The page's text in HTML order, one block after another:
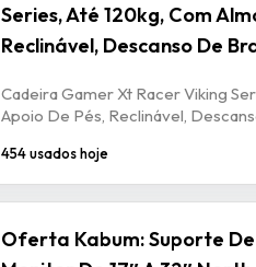
Series, Até 120kg, Com
Reclinável, Descanso De
Cadeira Gamer Xt Racer Viking
Apoio De Pés, Reclinável,
454 usados hoje
Oferta Kabum: Suporte